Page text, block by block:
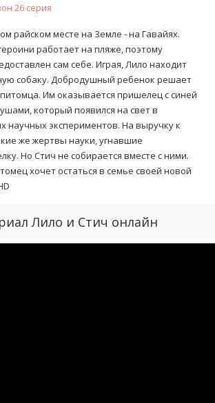
26 серия
райском месте на Земле - на Гавайях.
работает на пляже, поэтому
сам себе. Играя, Лило находит
собаку. Добродушный ребенок решает
Им оказывается пришелец с синей
который появился на свет в
научных экспериментов. На выручку к
же жертвы науки, угнавшие
Но Стич не собирается вместе с ними.
хочет остаться в семье своей новой
Лило и Стич онлайн